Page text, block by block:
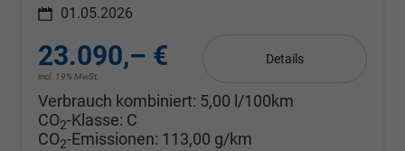
01.05.2026
23.090,– €
incl. 19% MwSt.
Details
Verbrauch kombiniert: 5,00 l/100km
CO2-Klasse: C
CO2-Emissionen: 113,00 g/km